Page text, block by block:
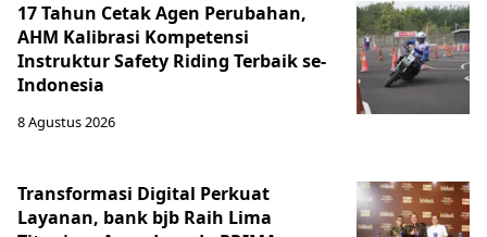
17 Tahun Cetak Agen Perubahan,
AHM Kalibrasi Kompetensi
Instruktur Safety Riding Terbaik se-
Indonesia
8 Agustus 2026
Transformasi Digital Perkuat
Layanan, bank bjb Raih Lima